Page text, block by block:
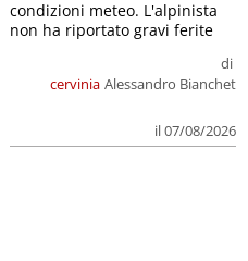
cervinia
di
Alessandro Bianchet
il 07/08/2026
condizioni meteo. L'alpinista
non ha riportato gravi ferite